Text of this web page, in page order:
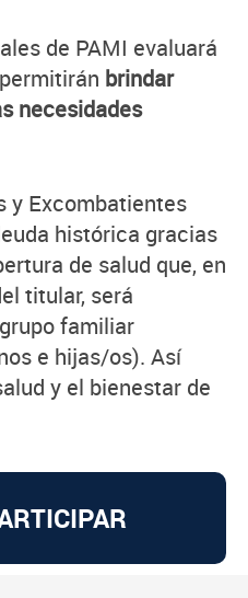
de PAMI evaluará
brindar
necesidades
y Excombatientes
histórica gracias
de salud que, en
titular, será
familiar
e hijas/os). Así
y el bienestar de